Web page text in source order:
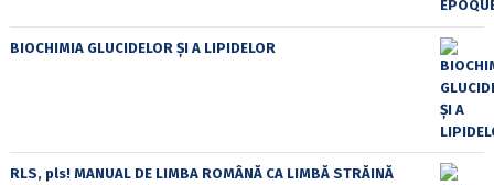
BIOCHIMIA GLUCIDELOR ȘI A LIPIDELOR
RLS, pls! MANUAL DE LIMBA ROMÂNĂ CA LIMBĂ STRĂINĂ